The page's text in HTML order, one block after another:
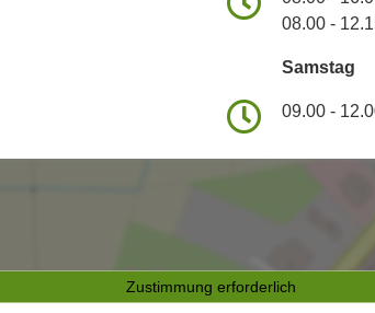
08.00 -
Samstag
09.00 -
Zustimmung erforderlich